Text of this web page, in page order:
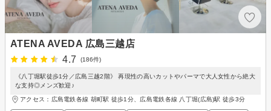
ATENA AVEDA 広島三越店
4.7
(186件)
《八丁堀駅徒歩1分／広島三越2階》 再現性の高いカットやパーマで大人女性から絶大
な支持◎メンズ歓迎♪
アクセス：広島電鉄各線 胡町駅 徒歩1分、広島電鉄各線 八丁堀(広島)駅 徒歩3分